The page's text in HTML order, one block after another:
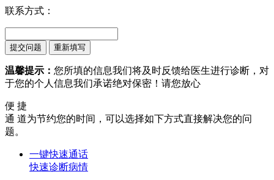
联系方式：
温馨提示： 您所填的信息我们将及时反馈给医生进行诊断，对
于您的个人信息我们承诺绝对保密！请您放心
便 捷
通 道为节约您的时间，可以选择如下方式直接解决您的问
题。
一键快速通话
快速诊断病情